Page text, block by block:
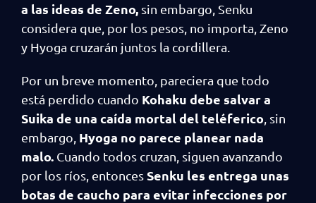
a las ideas de Zeno, sin embargo, Senku
considera que, por los pesos, no importa, Zeno
y Hyoga cruzarán juntos la cordillera.
Por un breve momento, pareciera que todo
está perdido cuando Kohaku debe salvar a
Suika de una caída mortal del teléferico , sin
embargo, Hyoga no parece planear nada
malo. Cuando todos cruzan, siguen avanzando
por los ríos, entoncesSenku les entrega unas
botas de caucho para evitar infecciones por